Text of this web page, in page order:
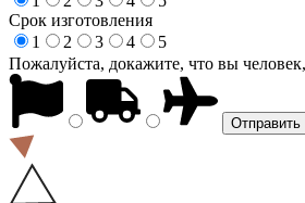
Срок изготовления
1
2 3 4
5
Пожалуйста, докажите, что вы